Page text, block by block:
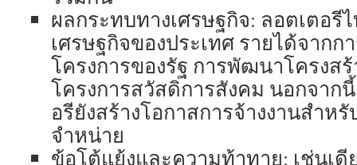
ผลกระทบทางเศรษฐกิจ: ลอตเตอ
เศรษฐกิจของประเทศ รายได้จาก
โครงการของรัฐ การพัฒนาโครงส
โครงการสวัสดิการสังคม นอกจาก
อรียังสร้างโอกาสการจ้างงานสำห
จำหน่าย
ข้อโต้แย้งและความท้าทาย: เช่นเ